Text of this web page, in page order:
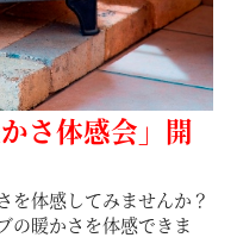
採用情報
料請求
さ体感会」開
を体感してみませんか？
の暖かさを体感できま